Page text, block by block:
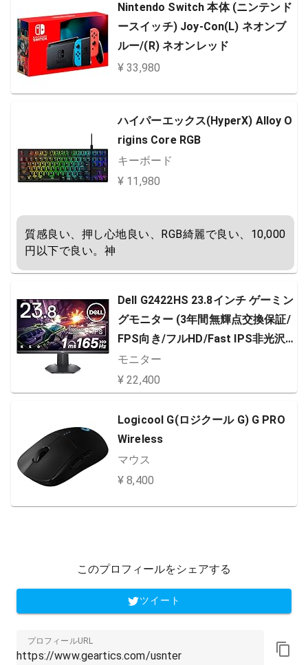
Nintendo Switch 本体 (ニンテンド
ースイッチ) Joy-Con(L) ネオンブ
ルー/(R) ネオンレッド
¥ 33,980
ハイパーエックス(HyperX) Alloy O
rigins Core RGB
キーボード
¥ 11,980
質感良い、押し心地良い、RGB綺麗で良い、10,000
円以下で良い。神
Dell G2422HS 23.8インチ ゲーミン
グモニター (3年間無輝点交換保証/
FPS向き/フルHD/Fast IPS非光沢/
DP・HDMIx2/高さ・傾き調節/1m
s/165Hz/NVIDIA G-SYNC Compati
ble/AMD FreeSync Premium)
モニター
¥ 22,400
Logicool G(ロジクール G) G PRO
Wireless
マウス
¥ 8,400
このプロフィールをシェアする
ツイート
プロフィールURL